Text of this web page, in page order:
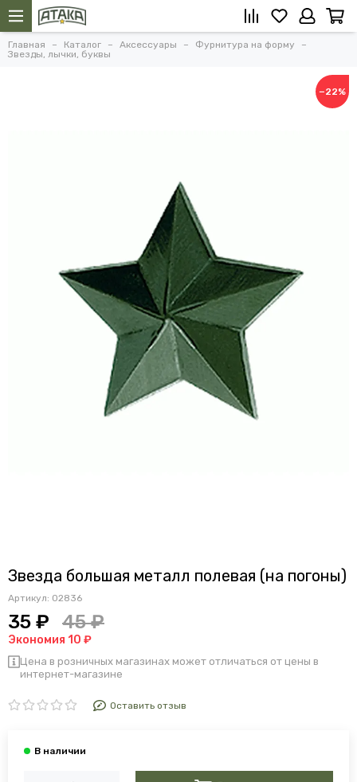
Главная Каталог Аксессуары
Фурнитура на форму
Звезды, лычки, буквы
−22%
Звезда большая металл полевая (на погоны)
Артикул: 02836
35 ₽ 45 ₽
Экономия 10 ₽
Цена в розничных магазинах может отличаться от цены в
интернет-магазине
Оставить отзыв